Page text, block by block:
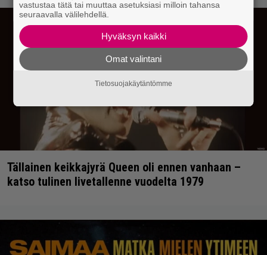
Tällainen keikkajyrä Queen oli ennen vanhaan –
katso tulinen livetallenne vuodelta 1979
vastustaa tätä tai muuttaa asetuksiasi milloin tahansa
seuraavalla välilehdellä.
Hyväksyn kaikki
Omat valintani
Tietosuojakäytäntömme